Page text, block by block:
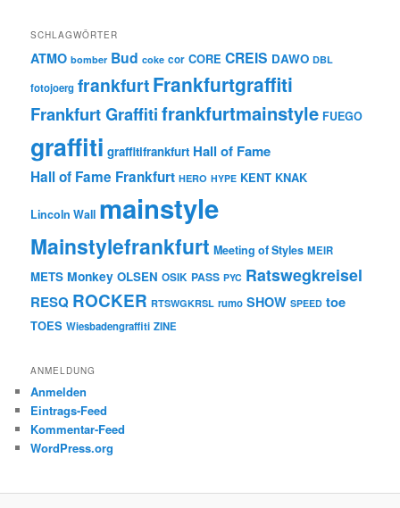
SCHLAGWÖRTER
ATMO bomber Bud coke cor CORE CREIS DAWO DBL
fotojoerg frankfurtFrankfurtgraffiti
Frankfurt Graffitifrankfurtmainstyle FUEGO
graffiti graffitifrankfurt Hall of Fame
Hall of Fame Frankfurt HERO HYPE KENT KNAK
Lincoln Wall mainstyle
Mainstylefrankfurt Meeting of Styles MEIR
METS Monkey OLSEN OSIK PASS PYC Ratswegkreisel
RESQ ROCKER RTSWGKRSL rumo SHOW SPEED toe
TOES Wiesbadengraffiti ZINE
ANMELDUNG
Anmelden
Eintrags-Feed
Kommentar-Feed
WordPress.org